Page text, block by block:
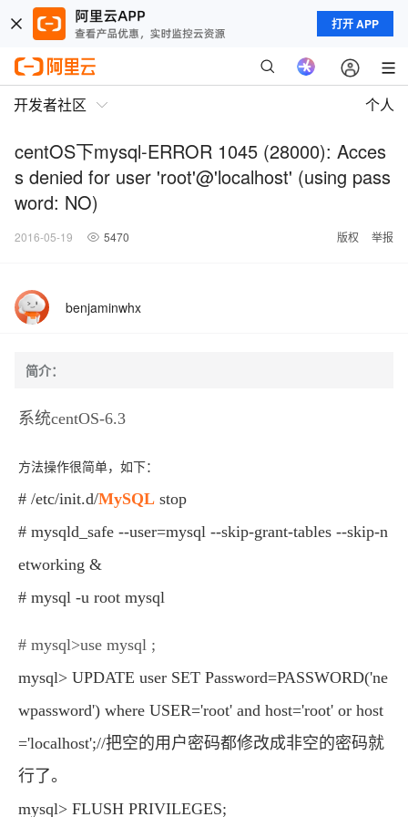
打开 APP
开发者社区 个人
centOS下mysql-ERROR 1045 (28000): Acces
s denied for user 'root'@'localhost' (using pass
word: NO)
2016-05-19 5470 版权 举报
benjaminwhx
简介：
系统centOS-6.3
方法操作很简单，如下：
# /etc/init.d/MySQL stop
# mysqld_safe --user=mysql --skip-grant-tables --skip-n
etworking &
# mysql -u root mysql
# mysql>use mysql ;
mysql> UPDATE user SET Password=PASSWORD('ne
wpassword') where USER='root' and host='root' or host
='localhost';//把空的用户密码都修改成非空的密码就
行了。
mysql> FLUSH PRIVILEGES;